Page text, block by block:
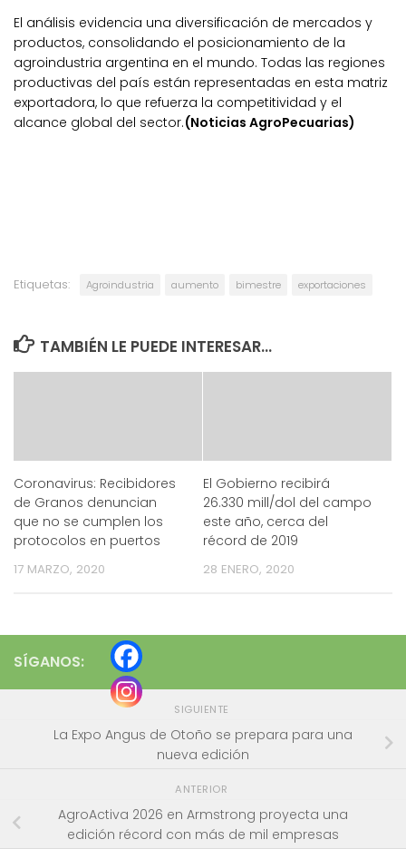
El análisis evidencia una diversificación de mercados y
productos, consolidando el posicionamiento de la
agroindustria argentina en el mundo. Todas las regiones
productivas del país están representadas en esta matriz
exportadora, lo que refuerza la competitividad y el
alcance global del sector.(Noticias AgroPecuarias)
Etiquetas: Agroindustria aumento bimestre exportaciones
TAMBIÉN LE PUEDE INTERESAR...
Coronavirus: Recibidores
de Granos denuncian
que no se cumplen los
protocolos en puertos
17 MARZO, 2020
El Gobierno recibirá
26.330 mill/dol del campo
este año, cerca del
récord de 2019
28 ENERO, 2020
SÍGANOS:
SIGUIENTE
La Expo Angus de Otoño se prepara para una
nueva edición
ANTERIOR
AgroActiva 2026 en Armstrong proyecta una
edición récord con más de mil empresas